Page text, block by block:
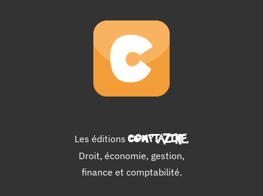
Les éditions COMPTAZINE.
Droit, économie, gestion,
finance et comptabilité.